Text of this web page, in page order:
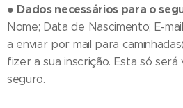
● Dados necessários para o
Nome; Data de Nascimento; E-
a enviar por mail para
fizer a sua inscrição. Esta só será
seguro.